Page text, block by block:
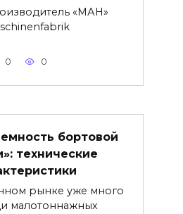
«МАН»
0 0
бортовой
технические
рынке уже много
малотоннажных